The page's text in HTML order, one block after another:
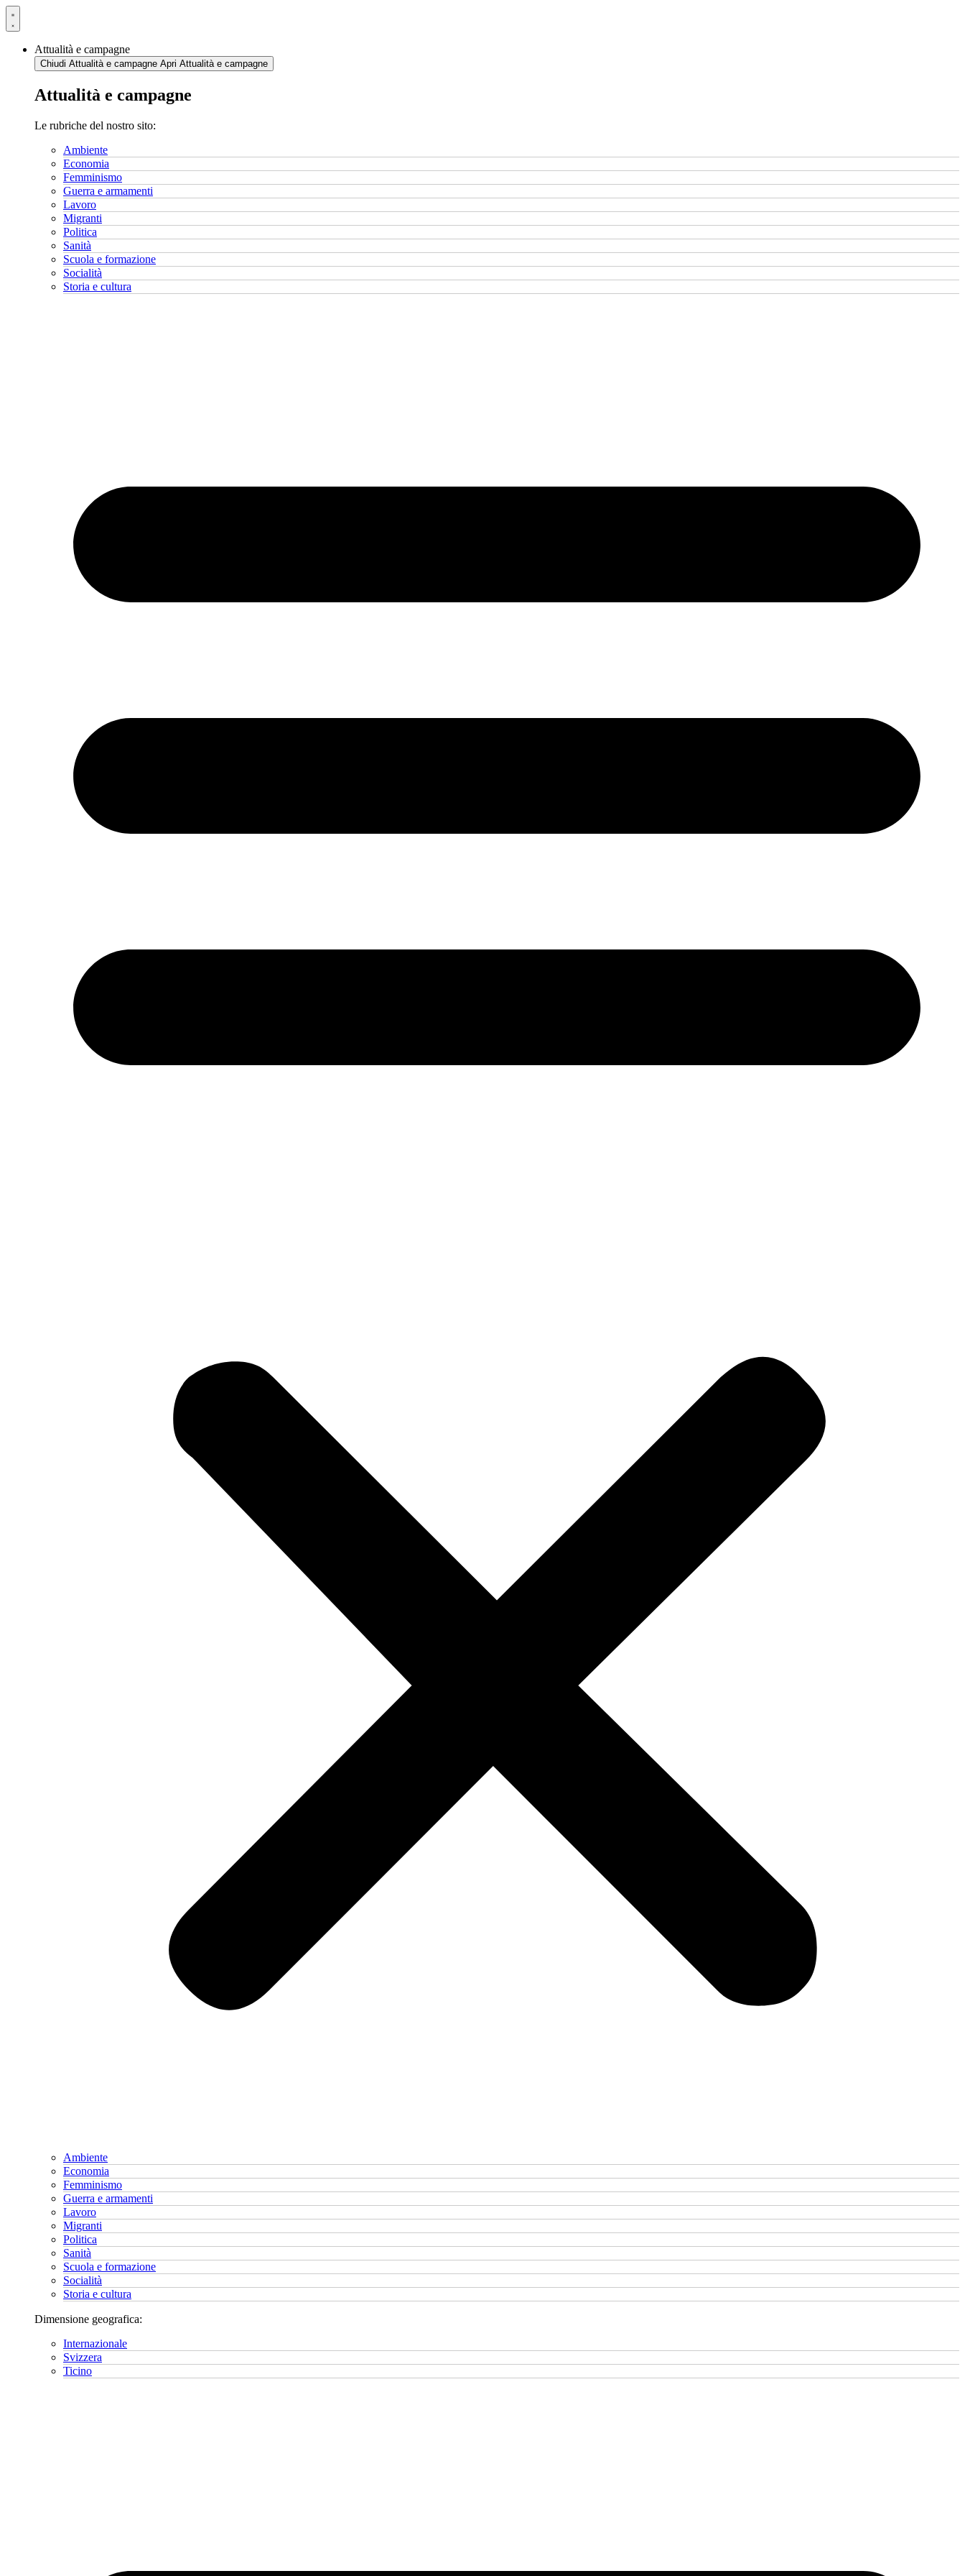
Vai
al
Attualità e campagne
Chiudi Attualità e campagne Apri Attualità e campagne
Attualità e campagne
Le rubriche del nostro sito:
Ambiente
Economia
Femminismo
Guerra e armamenti
Lavoro
Migranti
Politica
Sanità
Scuola e formazione
Socialità
Storia e cultura
Ambiente
Economia
Femminismo
Guerra e armamenti
Lavoro
Migranti
Politica
Sanità
Scuola e formazione
Socialità
Storia e cultura
Dimensione geografica:
Internazionale
Svizzera
Ticino